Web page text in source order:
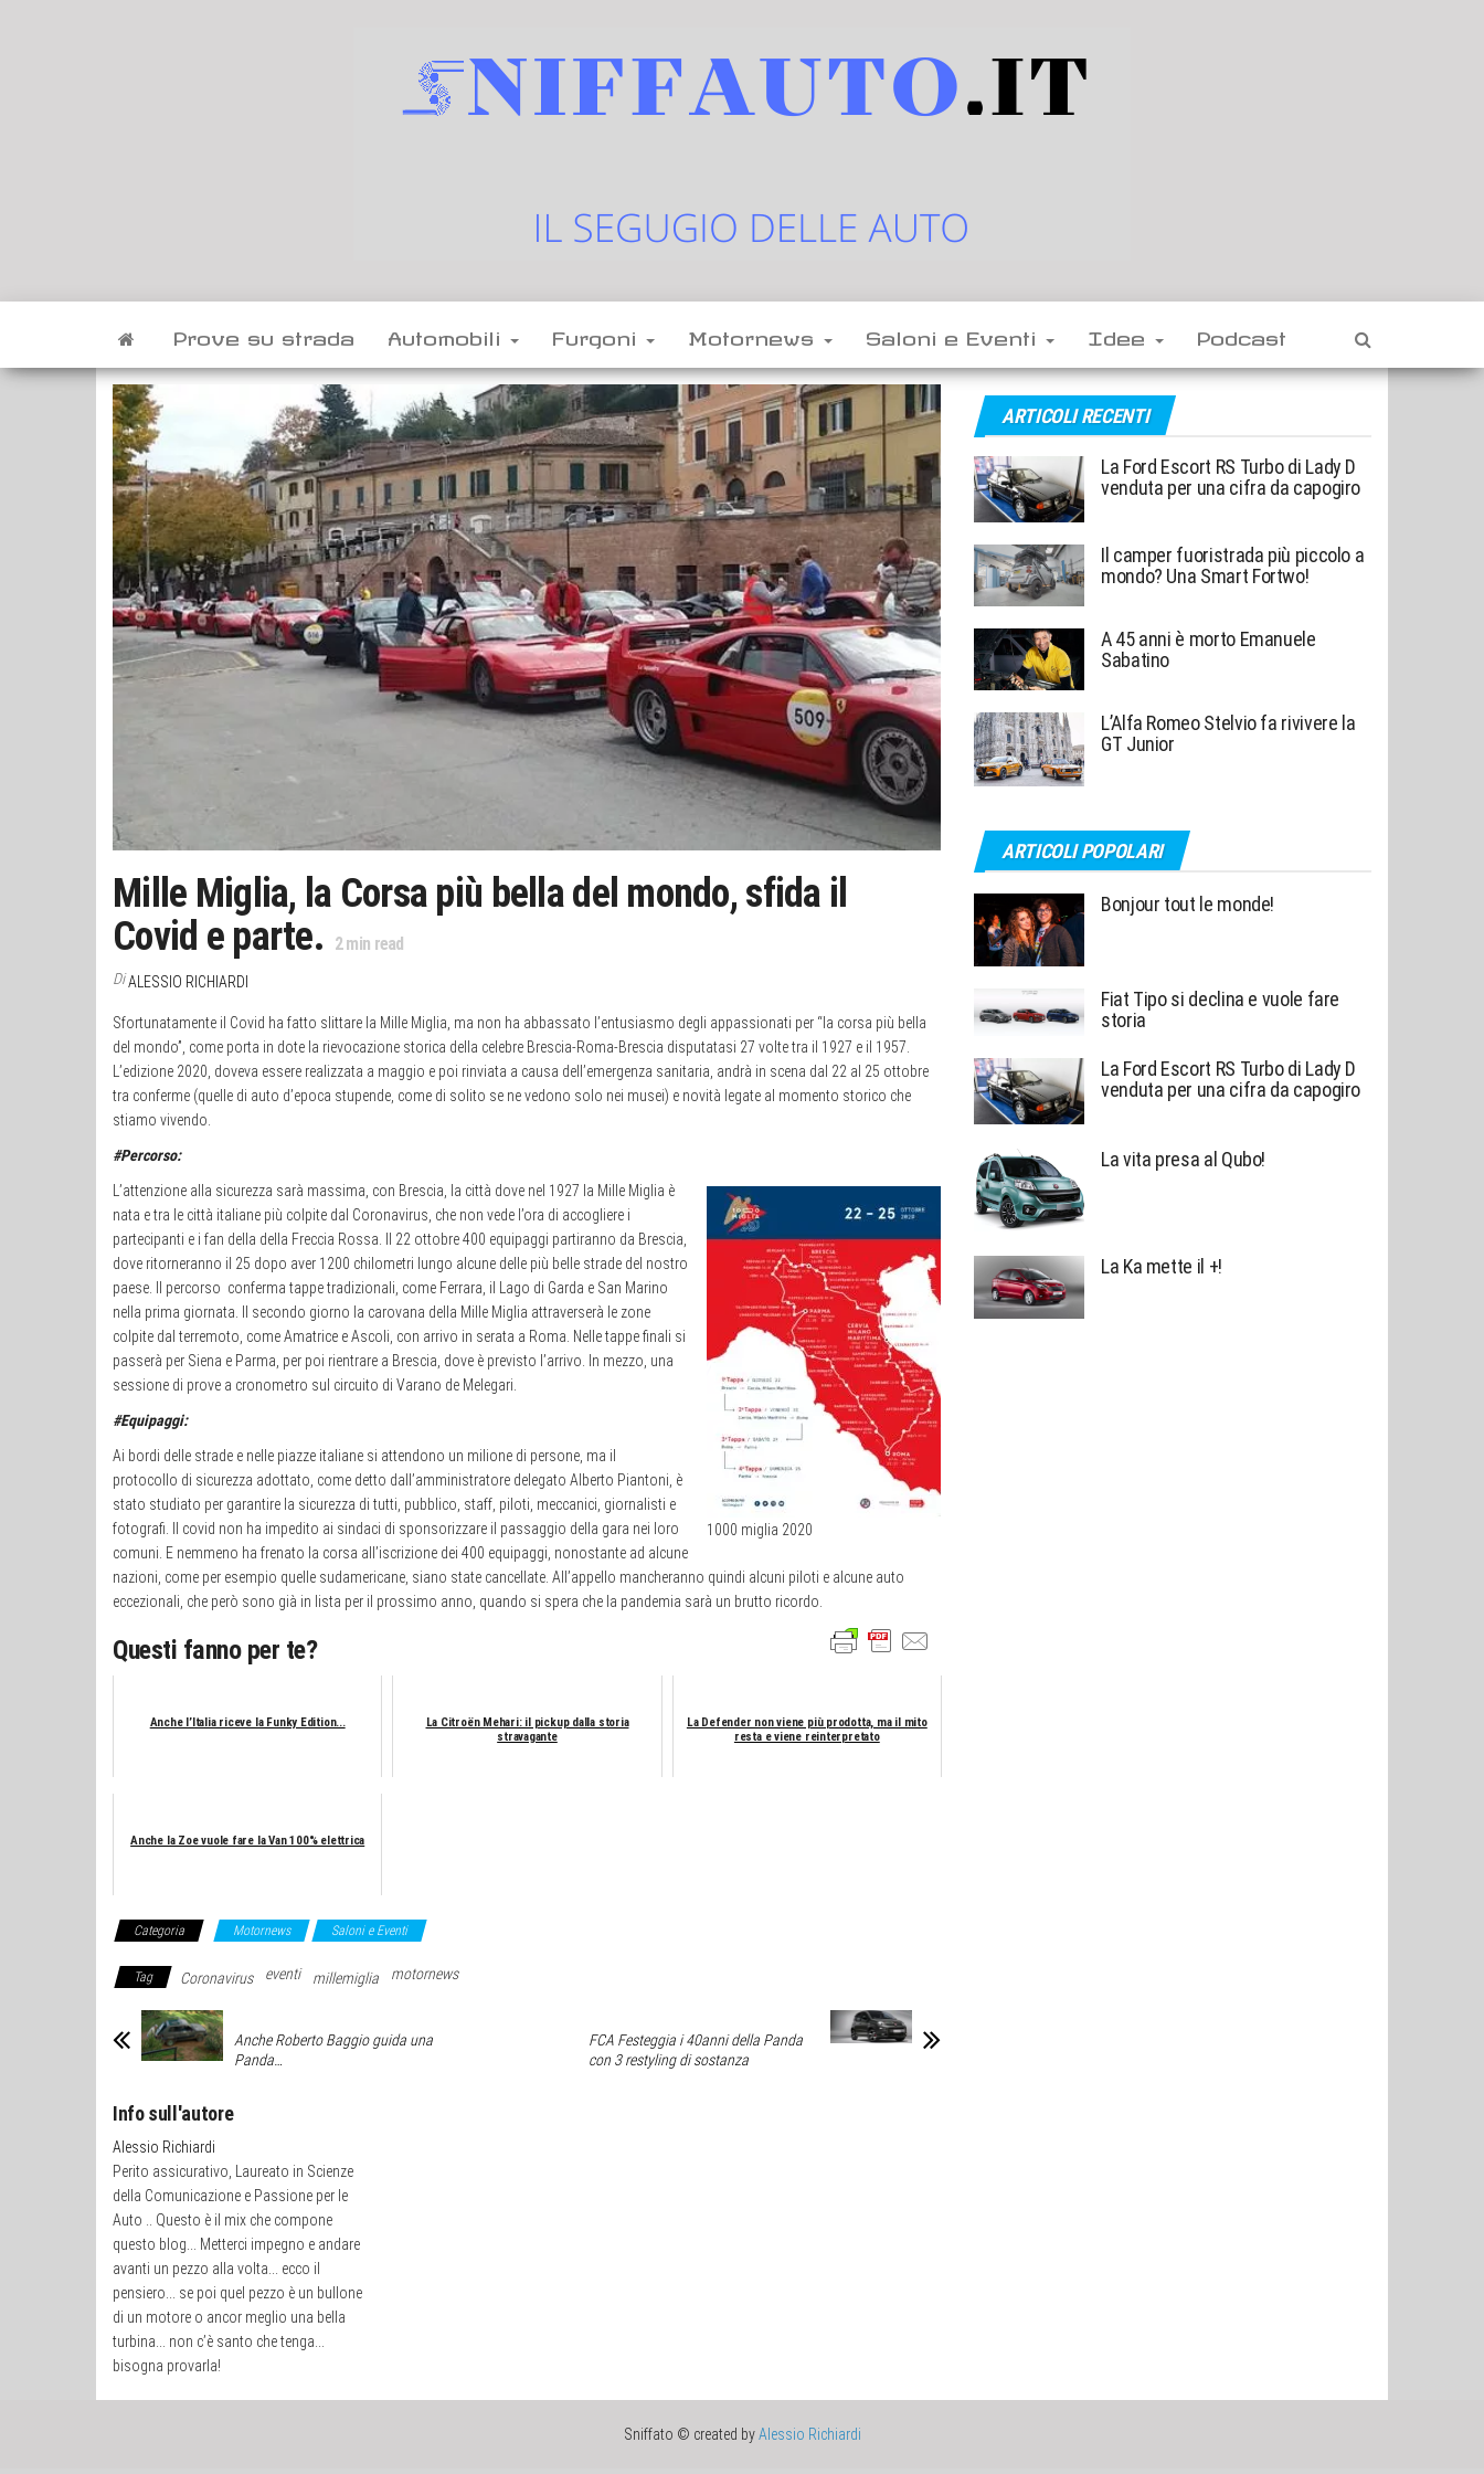
auto
Prove su strada Automobili Furgoni Motornews Saloni e Eventi Idee Podcast
Mille Miglia, la Corsa più bella del mondo, sfida il
Covid e parte.
2min read
DiALESSIO RICHIARDI
Sfortunatamente il Covid ha fatto slittare la Mille Miglia, ma non ha abbassato l’entusiasmo degli appassionati per “la corsa più bella
del mondo”, come porta in dote la rievocazione storica della celebre Brescia-Roma-Brescia disputatasi 27 volte tra il 1927 e il 1957.
L’edizione 2020, doveva essere realizzata a maggio e poi rinviata a causa dell’emergenza sanitaria, andrà in scena dal 22 al 25 ottobre
tra conferme (quelle di auto d’epoca stupende, come di solito se ne vedono solo nei musei) e novità legate al momento storico che
stiamo vivendo.
#Percorso:
1000 miglia 2020
L’attenzione alla sicurezza sarà massima, con Brescia, la città dove nel 1927 la Mille Miglia è
nata e tra le città italiane più colpite dal Coronavirus, che non vede l’ora di accogliere i
partecipanti e i fan della della Freccia Rossa. Il 22 ottobre 400 equipaggi partiranno da Brescia,
dove ritorneranno il 25 dopo aver 1200 chilometri lungo alcune delle più belle strade del nostro
paese. Il percorso conferma tappe tradizionali, come Ferrara, il Lago di Garda e San Marino
nella prima giornata. Il secondo giorno la carovana della Mille Miglia attraverserà le zone
colpite dal terremoto, come Amatrice e Ascoli, con arrivo in serata a Roma. Nelle tappe finali si
passerà per Siena e Parma, per poi rientrare a Brescia, dove è previsto l’arrivo. In mezzo, una
sessione di prove a cronometro sul circuito di Varano de Melegari.
#Equipaggi:
Ai bordi delle strade e nelle piazze italiane si attendono un milione di persone, ma il
protocollo di sicurezza adottato, come detto dall’amministratore delegato Alberto Piantoni, è
stato studiato per garantire la sicurezza di tutti, pubblico, staff, piloti, meccanici, giornalisti e
fotografi. Il covid non ha impedito ai sindaci di sponsorizzare il passaggio della gara nei loro
comuni. E nemmeno ha frenato la corsa all’iscrizione dei 400 equipaggi, nonostante ad alcune
nazioni, come per esempio quelle sudamericane, siano state cancellate. All’appello mancheranno quindi alcuni piloti e alcune auto
eccezionali, che però sono già in lista per il prossimo anno, quando si spera che la pandemia sarà un brutto ricordo.
Questi fanno per te?
Anche l’Italia riceve la Funky Edition...
La Citroën Mehari: il pickup dalla storia
stravagante
La Defender non viene più prodotta, ma il mito
resta e viene reinterpretato
Anche la Zoe vuole fare la Van 100% elettrica
Categoria Motornews Saloni e Eventi
Tag Coronavirus eventi millemiglia motornews
Anche Roberto Baggio guida una
Panda…
FCA Festeggia i 40anni della Panda
con 3 restyling di sostanza
Info sull'autore
Alessio Richiardi
Perito assicurativo, Laureato in Scienze
della Comunicazione e Passione per le
Auto .. Questo è il mix che compone
questo blog... Metterci impegno e andare
avanti un pezzo alla volta... ecco il
pensiero... se poi quel pezzo è un bullone
di un motore o ancor meglio una bella
turbina... non c’è santo che tenga...
bisogna provarla!
ARTICOLI RECENTI
La Ford Escort RS Turbo di Lady D
venduta per una cifra da capogiro
Il camper fuoristrada più piccolo a
mondo? Una Smart Fortwo!
A 45 anni è morto Emanuele
Sabatino
L’Alfa Romeo Stelvio fa rivivere la
GT Junior
ARTICOLI POPOLARI
Bonjour tout le monde!
Fiat Tipo si declina e vuole fare
storia
La Ford Escort RS Turbo di Lady D
venduta per una cifra da capogiro
La vita presa al Qubo!
La Ka mette il +!
Sniffato © created byAlessio Richiardi